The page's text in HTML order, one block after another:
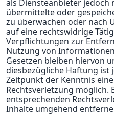
als Diensteanbieter jedoch
übermittelte oder
zu überwachen oder nach
auf eine rechtswidrige
Verpflichtungen zur
Nutzung von
Gesetzen bleiben hiervon
diesbezügliche Haftung ist
Zeitpunkt der Kenntnis
Rechtsverletzung möglich.
entsprechenden
Inhalte umgehend